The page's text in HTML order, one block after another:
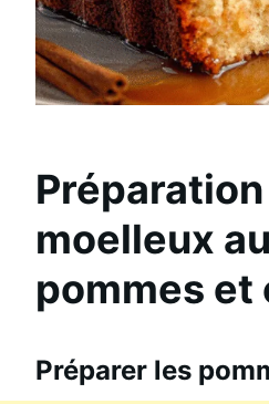
moelleux
pommes et
Préparer les